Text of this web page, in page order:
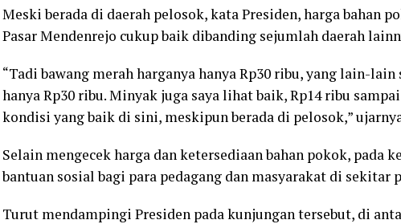
Meski berada di daerah pelosok, kata Presiden, harga bahan
Pasar Mendenrejo cukup baik dibanding sejumlah daerah
“Tadi bawang merah harganya hanya Rp30 ribu, yang lain-
hanya Rp30 ribu. Minyak juga saya lihat baik, Rp14 ribu
kondisi yang baik di sini, meskipun berada di pelosok,”
Selain mengecek harga dan ketersediaan bahan pokok, pada
bantuan sosial bagi para pedagang dan masyarakat di sekitar
Turut mendampingi Presiden pada kunjungan tersebut, di